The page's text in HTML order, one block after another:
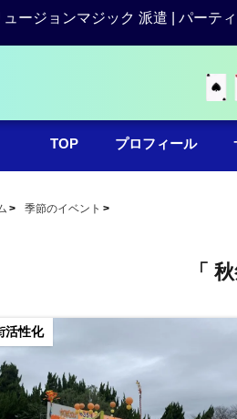
ージョンマジック 派遣 | パーテ
TOP プロフィール
季節のイベント
「
活性化